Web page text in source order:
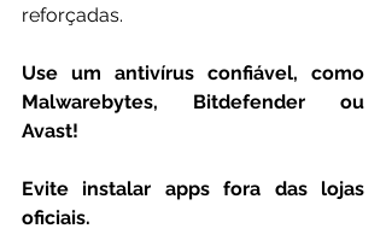
reforçadas.
Use um antivírus confiável, como
Malwarebytes, Bitdefender ou
Avast!
Evite instalar apps fora das lojas
oficiais.